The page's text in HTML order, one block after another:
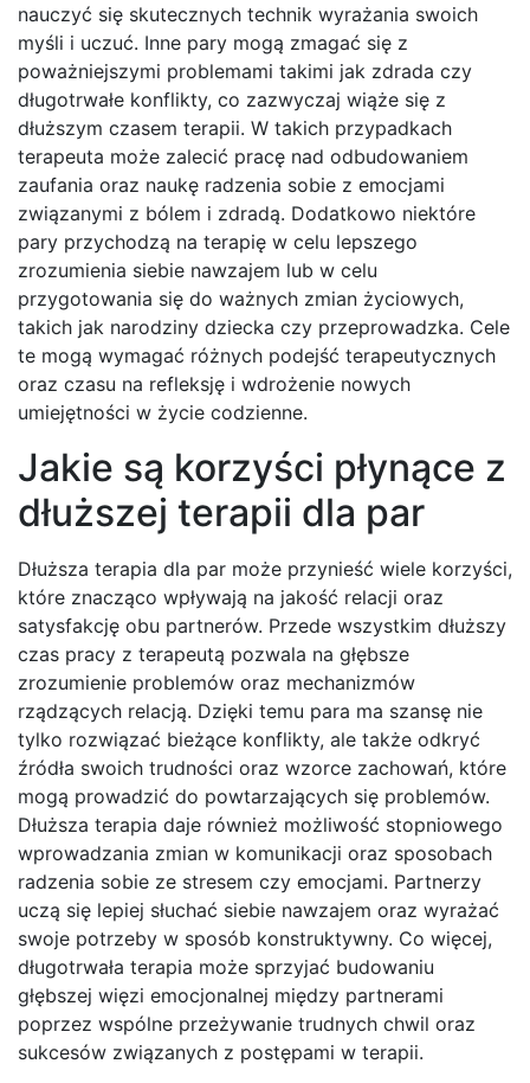
nauczyć się skutecznych technik wyrażania swoich
myśli i uczuć. Inne pary mogą zmagać się z
poważniejszymi problemami takimi jak zdrada czy
długotrwałe konflikty, co zazwyczaj wiąże się z
dłuższym czasem terapii. W takich przypadkach
terapeuta może zalecić pracę nad odbudowaniem
zaufania oraz naukę radzenia sobie z emocjami
związanymi z bólem i zdradą. Dodatkowo niektóre
pary przychodzą na terapię w celu lepszego
zrozumienia siebie nawzajem lub w celu
przygotowania się do ważnych zmian życiowych,
takich jak narodziny dziecka czy przeprowadzka. Cele
te mogą wymagać różnych podejść terapeutycznych
oraz czasu na refleksję i wdrożenie nowych
umiejętności w życie codzienne.
Jakie są korzyści płynące z
dłuższej terapii dla par
Dłuższa terapia dla par może przynieść wiele korzyści,
które znacząco wpływają na jakość relacji oraz
satysfakcję obu partnerów. Przede wszystkim dłuższy
czas pracy z terapeutą pozwala na głębsze
zrozumienie problemów oraz mechanizmów
rządzących relacją. Dzięki temu para ma szansę nie
tylko rozwiązać bieżące konflikty, ale także odkryć
źródła swoich trudności oraz wzorce zachowań, które
mogą prowadzić do powtarzających się problemów.
Dłuższa terapia daje również możliwość stopniowego
wprowadzania zmian w komunikacji oraz sposobach
radzenia sobie ze stresem czy emocjami. Partnerzy
uczą się lepiej słuchać siebie nawzajem oraz wyrażać
swoje potrzeby w sposób konstruktywny. Co więcej,
długotrwała terapia może sprzyjać budowaniu
głębszej więzi emocjonalnej między partnerami
poprzez wspólne przeżywanie trudnych chwil oraz
sukcesów związanych z postępami w terapii.